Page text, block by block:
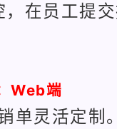
，在员工提
Web端
单灵活定制